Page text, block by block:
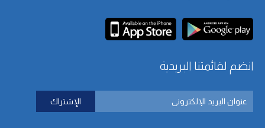
انضم لقائمتنا البريدية